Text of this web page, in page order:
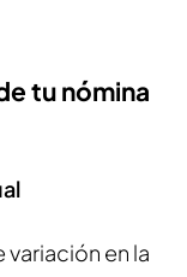
tu nómina
en la